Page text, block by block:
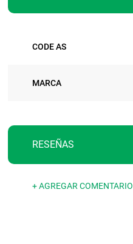
información
CODE AS
MARCA
RESEÑAS
+ AGREGAR COMENTARIO